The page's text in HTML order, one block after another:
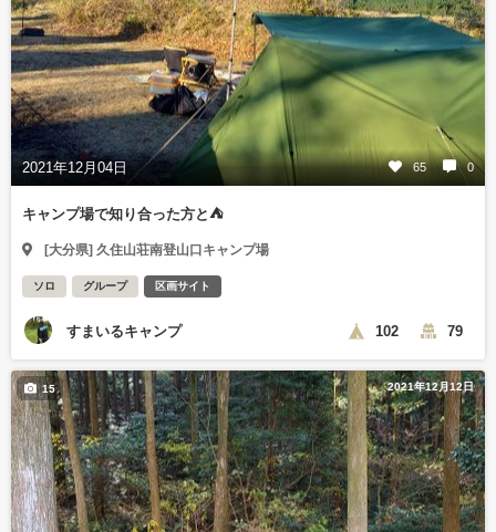
2021年12月04日 65 0
キャンプ場で知り合った方と⛺
[大分県] 久住山荘南登山口キャンプ場
ソロ グループ 区画サイト
すまいるキャンプ 102 79
2021年12月12日
15